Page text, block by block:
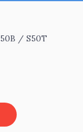
/ S50T